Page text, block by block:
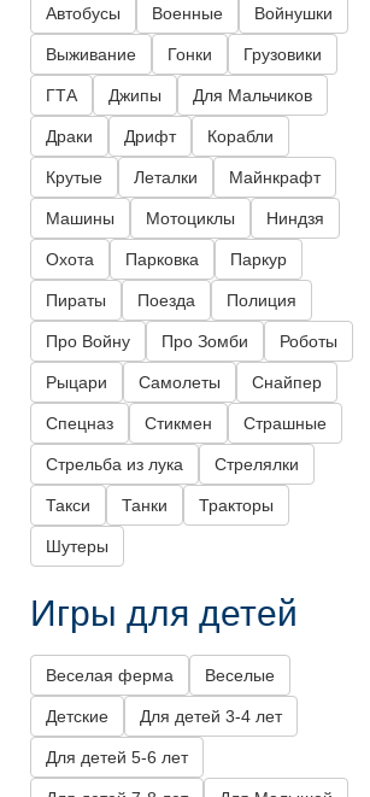
Автобусы Военные Войнушки
Выживание Гонки Грузовики
ГТА Джипы Для Мальчиков
Драки Дрифт Корабли
Крутые Леталки Майнкрафт
Машины Мотоциклы Ниндзя
Охота Парковка Паркур
Пираты Поезда Полиция
Про Войну Про Зомби Роботы
Рыцари Самолеты Снайпер
Спецназ Стикмен Страшные
Стрельба из лука Стрелялки
Такси Танки Тракторы
Шутеры
Игры для детей
Веселая ферма Веселые
Детские Для детей 3-4 лет
Для детей 5-6 лет